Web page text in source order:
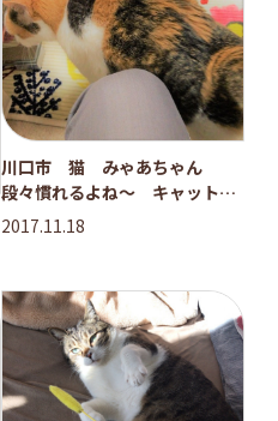
川口市 猫 みゃあちゃん
段々慣れるよね～ キャットシ
ッター
2017.11.18